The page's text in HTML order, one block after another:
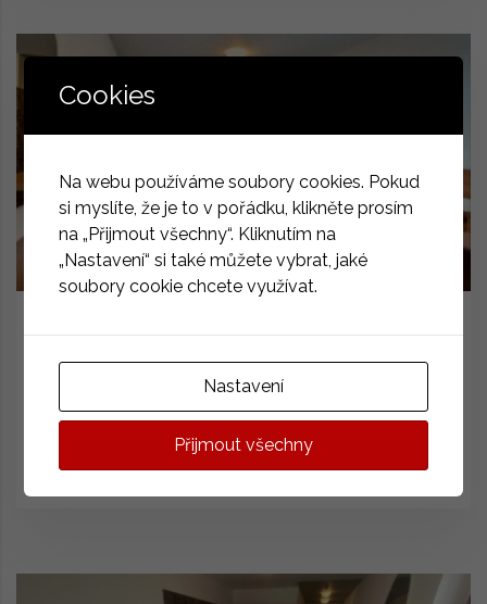
1900 Kč
V ceně není zahrnut poplatek městu
30 Kč/osoba/noc.
Cookies
Na webu používáme soubory cookies. Pokud
si myslíte, že je to v pořádku, klikněte prosím
na „Přijmout všechny“. Kliknutím na
„Nastavení“ si také můžete vybrat, jaké
soubory cookie chcete využívat.
Nastavení
Přijmout všechny